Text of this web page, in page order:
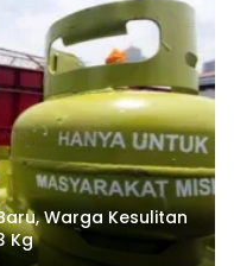
Warga Kesulitan
Kg